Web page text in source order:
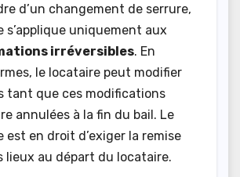
d’un changement de serrure,
uniquement aux
irréversibles. En
le locataire peut modifier
tant que ces modifications
annulées à la fin du bail. Le
est en droit d’exiger la remise
lieux au départ du locataire.